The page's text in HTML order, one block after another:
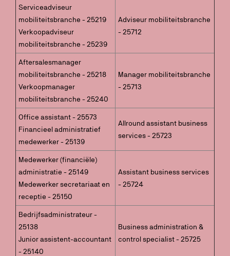
Serviceadviseur
mobiliteitsbranche - 25219
Verkoopadviseur
mobiliteitsbranche - 25239
Adviseur mobiliteitsbranche
- 25712
Aftersalesmanager
mobiliteitsbranche - 25218
Verkoopmanager
mobiliteitsbranche - 25240
Manager mobiliteitsbranche
- 25713
Office assistant - 25573
Financieel administratief
medewerker - 25139
Allround assistant business
services - 25723
Medewerker (financiële)
administratie - 25149
Medewerker secretariaat en
receptie - 25150
Assistant business services
- 25724
Bedrijfsadministrateur -
25138
Junior assistent-accountant
- 25140
Business administration &
control specialist - 25725